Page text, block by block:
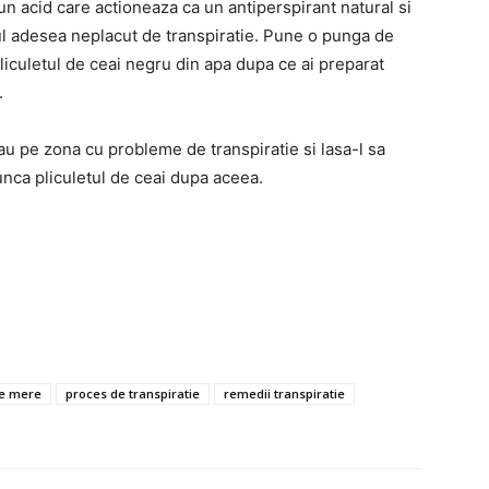
acid care actioneaza ca un antiperspirant natural si
neplacut de transpiratie. Pune o punga de
de ceai negru din apa dupa ce ai preparat
pe zona cu probleme de transpiratie si lasa-l sa
pliculetul de ceai dupa aceea.
mere proces de transpiratie remedii transpiratie